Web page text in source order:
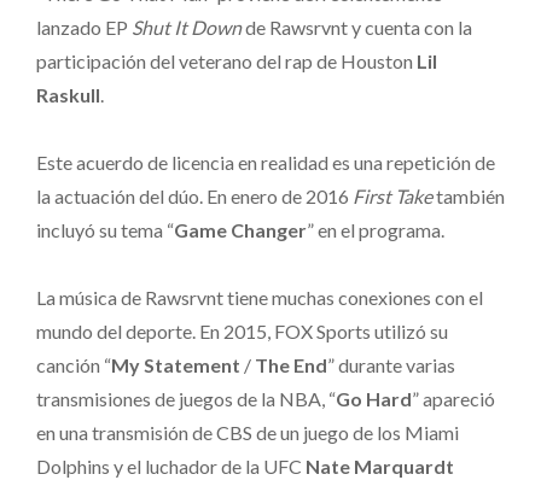
lanzado EP Shut It Downde Rawsrvnt y cuenta con la
participación del veterano del rap de Houston Lil
Raskull.
Este acuerdo de licencia en realidad es una repetición de
la actuación del dúo. En enero de 2016 First Taketambién
incluyó su tema “Game Changer” en el programa.
La música de Rawsrvnt tiene muchas conexiones con el
mundo del deporte. En 2015, FOX Sports utilizó su
canción “My Statement / The End” durante varias
transmisiones de juegos de la NBA, “Go Hard” apareció
en una transmisión de CBS de un juego de los Miami
Dolphins y el luchador de la UFC Nate Marquardt